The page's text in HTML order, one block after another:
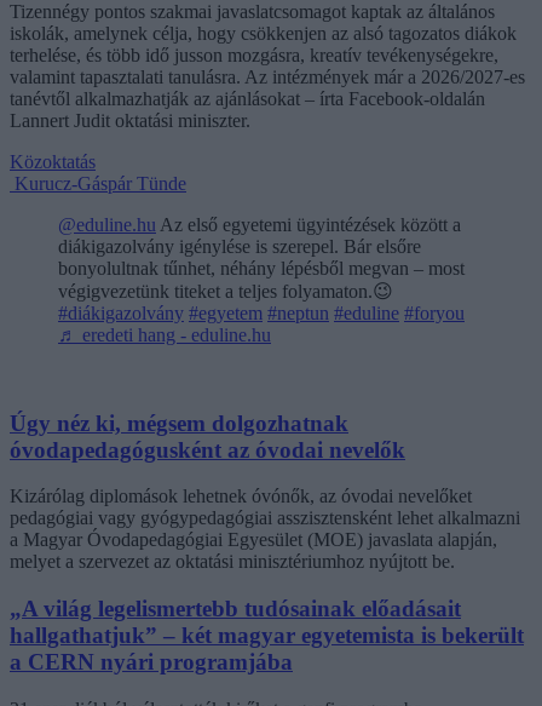
Tizennégy pontos szakmai javaslatcsomagot kaptak az általános
iskolák, amelynek célja, hogy csökkenjen az alsó tagozatos diákok
terhelése, és több idő jusson mozgásra, kreatív tevékenységekre,
valamint tapasztalati tanulásra. Az intézmények már a 2026/2027-es
tanévtől alkalmazhatják az ajánlásokat – írta Facebook-oldalán
Lannert Judit oktatási miniszter.
Közoktatás
Kurucz-Gáspár Tünde
@eduline.hu Az első egyetemi ügyintézések között a
diákigazolvány igénylése is szerepel. Bár elsőre
bonyolultnak tűnhet, néhány lépésből megvan – most
végigvezetünk titeket a teljes folyamaton.😉
#diákigazolvány #egyetem #neptun #eduline #foryou
♬ eredeti hang - eduline.hu
Úgy néz ki, mégsem dolgozhatnak
óvodapedagógusként az óvodai nevelők
Kizárólag diplomások lehetnek óvónők, az óvodai nevelőket
pedagógiai vagy gyógypedagógiai asszisztensként lehet alkalmazni
a Magyar Óvodapedagógiai Egyesület (MOE) javaslata alapján,
melyet a szervezet az oktatási minisztériumhoz nyújtott be.
„A világ legelismertebb tudósainak előadásait
hallgathatjuk” – két magyar egyetemista is bekerült
a CERN nyári programjába